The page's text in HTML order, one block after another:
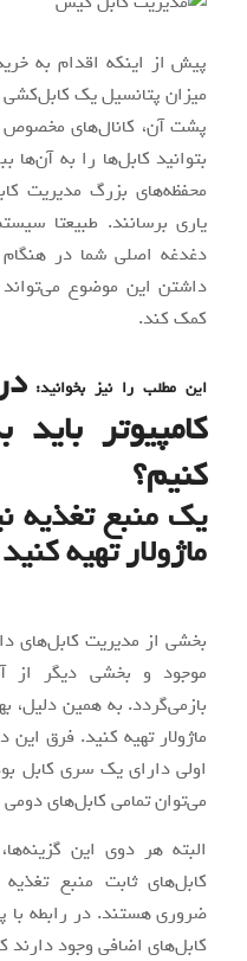
پیش از اینکه اقدام به
میزان پتانسیل یک کابل‌کشی
پشت آن، کانال‌های مخصوص
بتوانید کابل‌ها را به
محفظه‌های بزرگ مدیریت
یاری برسانند. طبیعتا
دغدغه اصلی شما در
داشتن این موضوع
کمک کند.
این مطلب را نیز بخوانید:
کامپیوتر
کنیم؟
یک منبع تغذیه
ماژولار تهیه کنید
بخشی از مدیریت کابل‌های
موجود و بخشی دیگر از
بازمی‌گردد. به همین دلیل،
ماژولار تهیه کنید. فرق
اولی دارای یک سری کابل
می‌توان تمامی کابل‌های
البته هر دوی این
کابل‌های ثابت منبع
ضروری هستند. در رابطه با
کابل‌های اضافی وجود دارند